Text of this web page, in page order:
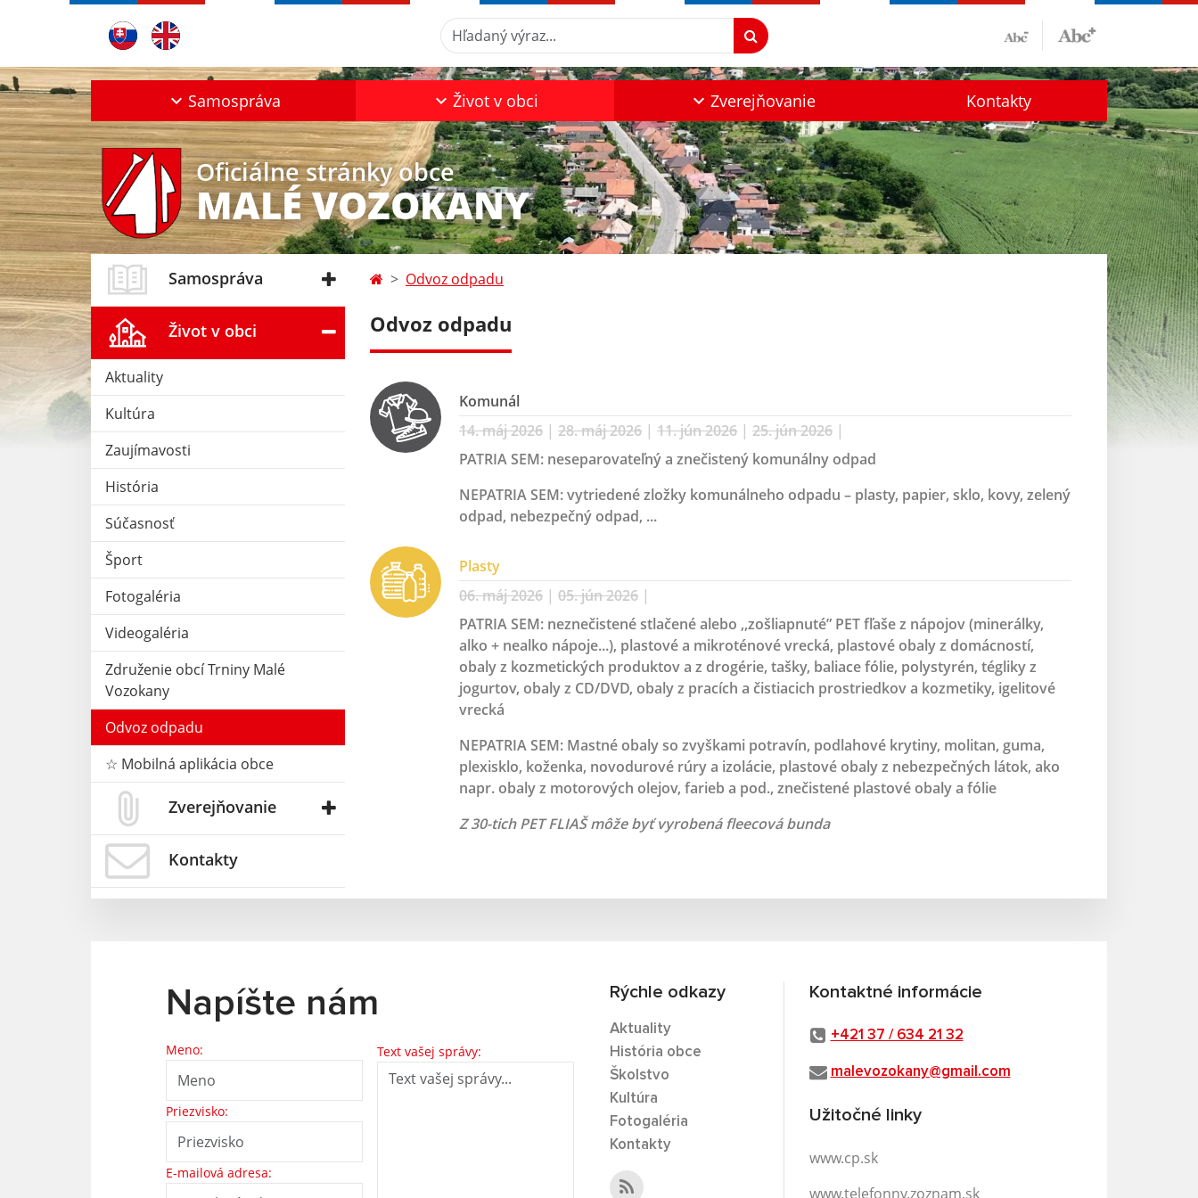
Hľadaný výraz...
Samospráva Život v obci Zverejňovanie Kontakty
Oficiálne stránky obce
MALÉ VOZOKANY
Samospráva
Život v obci
Aktuality
Kultúra
Zaujímavosti
História
Súčasnosť
Šport
Fotogaléria
Videogaléria
Združenie obcí Trniny Malé
Vozokany
Odvoz odpadu
☆ Mobilná aplikácia obce
Zverejňovanie
Kontakty
Odvoz odpadu
Odvoz odpadu
Komunál
14. máj 2026 | 28. máj 2026 | 11. jún 2026 | 25. jún 2026 |
PATRIA SEM: neseparovateľný a znečistený komunálny odpad
NEPATRIA SEM:vytriedené zložky komunálneho odpadu – plasty, papier, sklo, kovy, zelený
odpad, nebezpečný odpad, ...
Plasty
06. máj 2026 | 05. jún 2026 |
PATRIA SEM: neznečistené stlačené alebo ,,zošliapnuté” PET fľaše z nápojov (minerálky,
alko + nealko nápoje...), plastové a mikroténové vrecká, plastové obaly z domácností,
obaly z kozmetických produktov a z drogérie, tašky, baliace fólie, polystyrén, tégliky z
jogurtov, obaly z CD/DVD, obaly z pracích a čistiacich prostriedkov a kozmetiky, igelitové
vrecká
NEPATRIA SEM: Mastné obaly so zvyškami potravín, podlahové krytiny, molitan, guma,
plexisklo, koženka, novodurové rúry a izolácie, plastové obaly z nebezpečných látok, ako
napr. obaly z motorových olejov, farieb a pod., znečistené plastové obaly a fólie
Z 30-tich PET FLIAŠ môže byť vyrobená fleecová bunda
Napíšte nám
Meno:
Priezvisko:
E-mailová adresa:
Text vašej správy:
Rýchle odkazy
Aktuality
História obce
Školstvo
Kultúra
Fotogaléria
Kontakty
Kontaktné informácie
+421 37 / 634 21 32
malevozokany@gmail.com
Užitočné linky
www.cp.sk
www.telefonny.zoznam.sk